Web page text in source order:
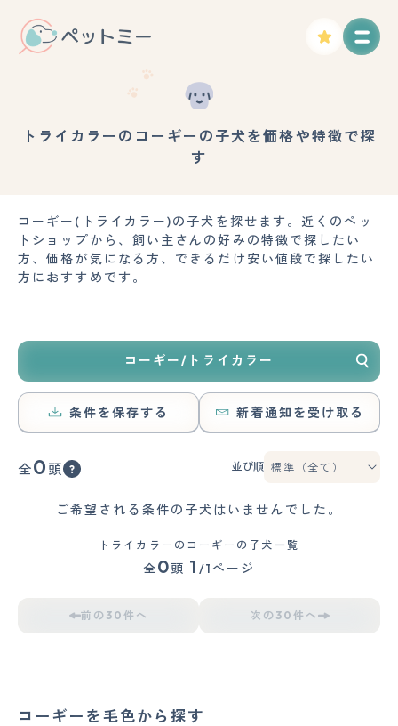
トライカラーのコーギーの子犬を価格や特徴で探
す
コーギー(トライカラー)の子犬を探せます。近くのペッ
トショップから、飼い主さんの好みの特徴で探したい
方、価格が気になる方、できるだけ安い値段で探したい
方におすすめです。
コーギー/トライカラー
条件を保存する 新着通知を受け取る
全0 頭 並び順
ご希望される条件の子犬はいませんでした。
トライカラーのコーギーの子犬一覧
全0頭 1 /1ページ
前の30件へ 次の30件へ
コーギーを毛色から探す